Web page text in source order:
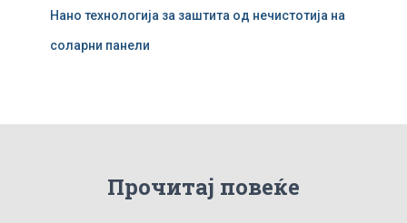
Нано технологија за заштита од нечистотија на
соларни панели
Прочитај повеќе